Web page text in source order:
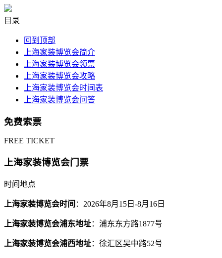
目录
回到顶部
上海家装博览会简介
上海家装博览会领票
上海家装博览会攻略
上海家装博览会时间表
上海家装博览会问答
免费索票
FREE TICKET
上海家装博览会门票
时间地点
上海家装博览会时间 ：2026年8月15日-8月16日
上海家装博览会浦东地址：浦东东方路1877号
上海家装博览会浦西地址：徐汇区吴中路52号